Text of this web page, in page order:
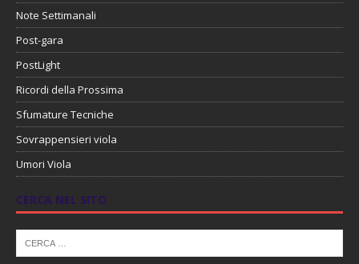
Note Settimanali
Post-gara
PostLight
Ricordi della Prossima
Sfumature Tecniche
Sovrappensieri viola
Umori Viola
CERCA NEL SITO